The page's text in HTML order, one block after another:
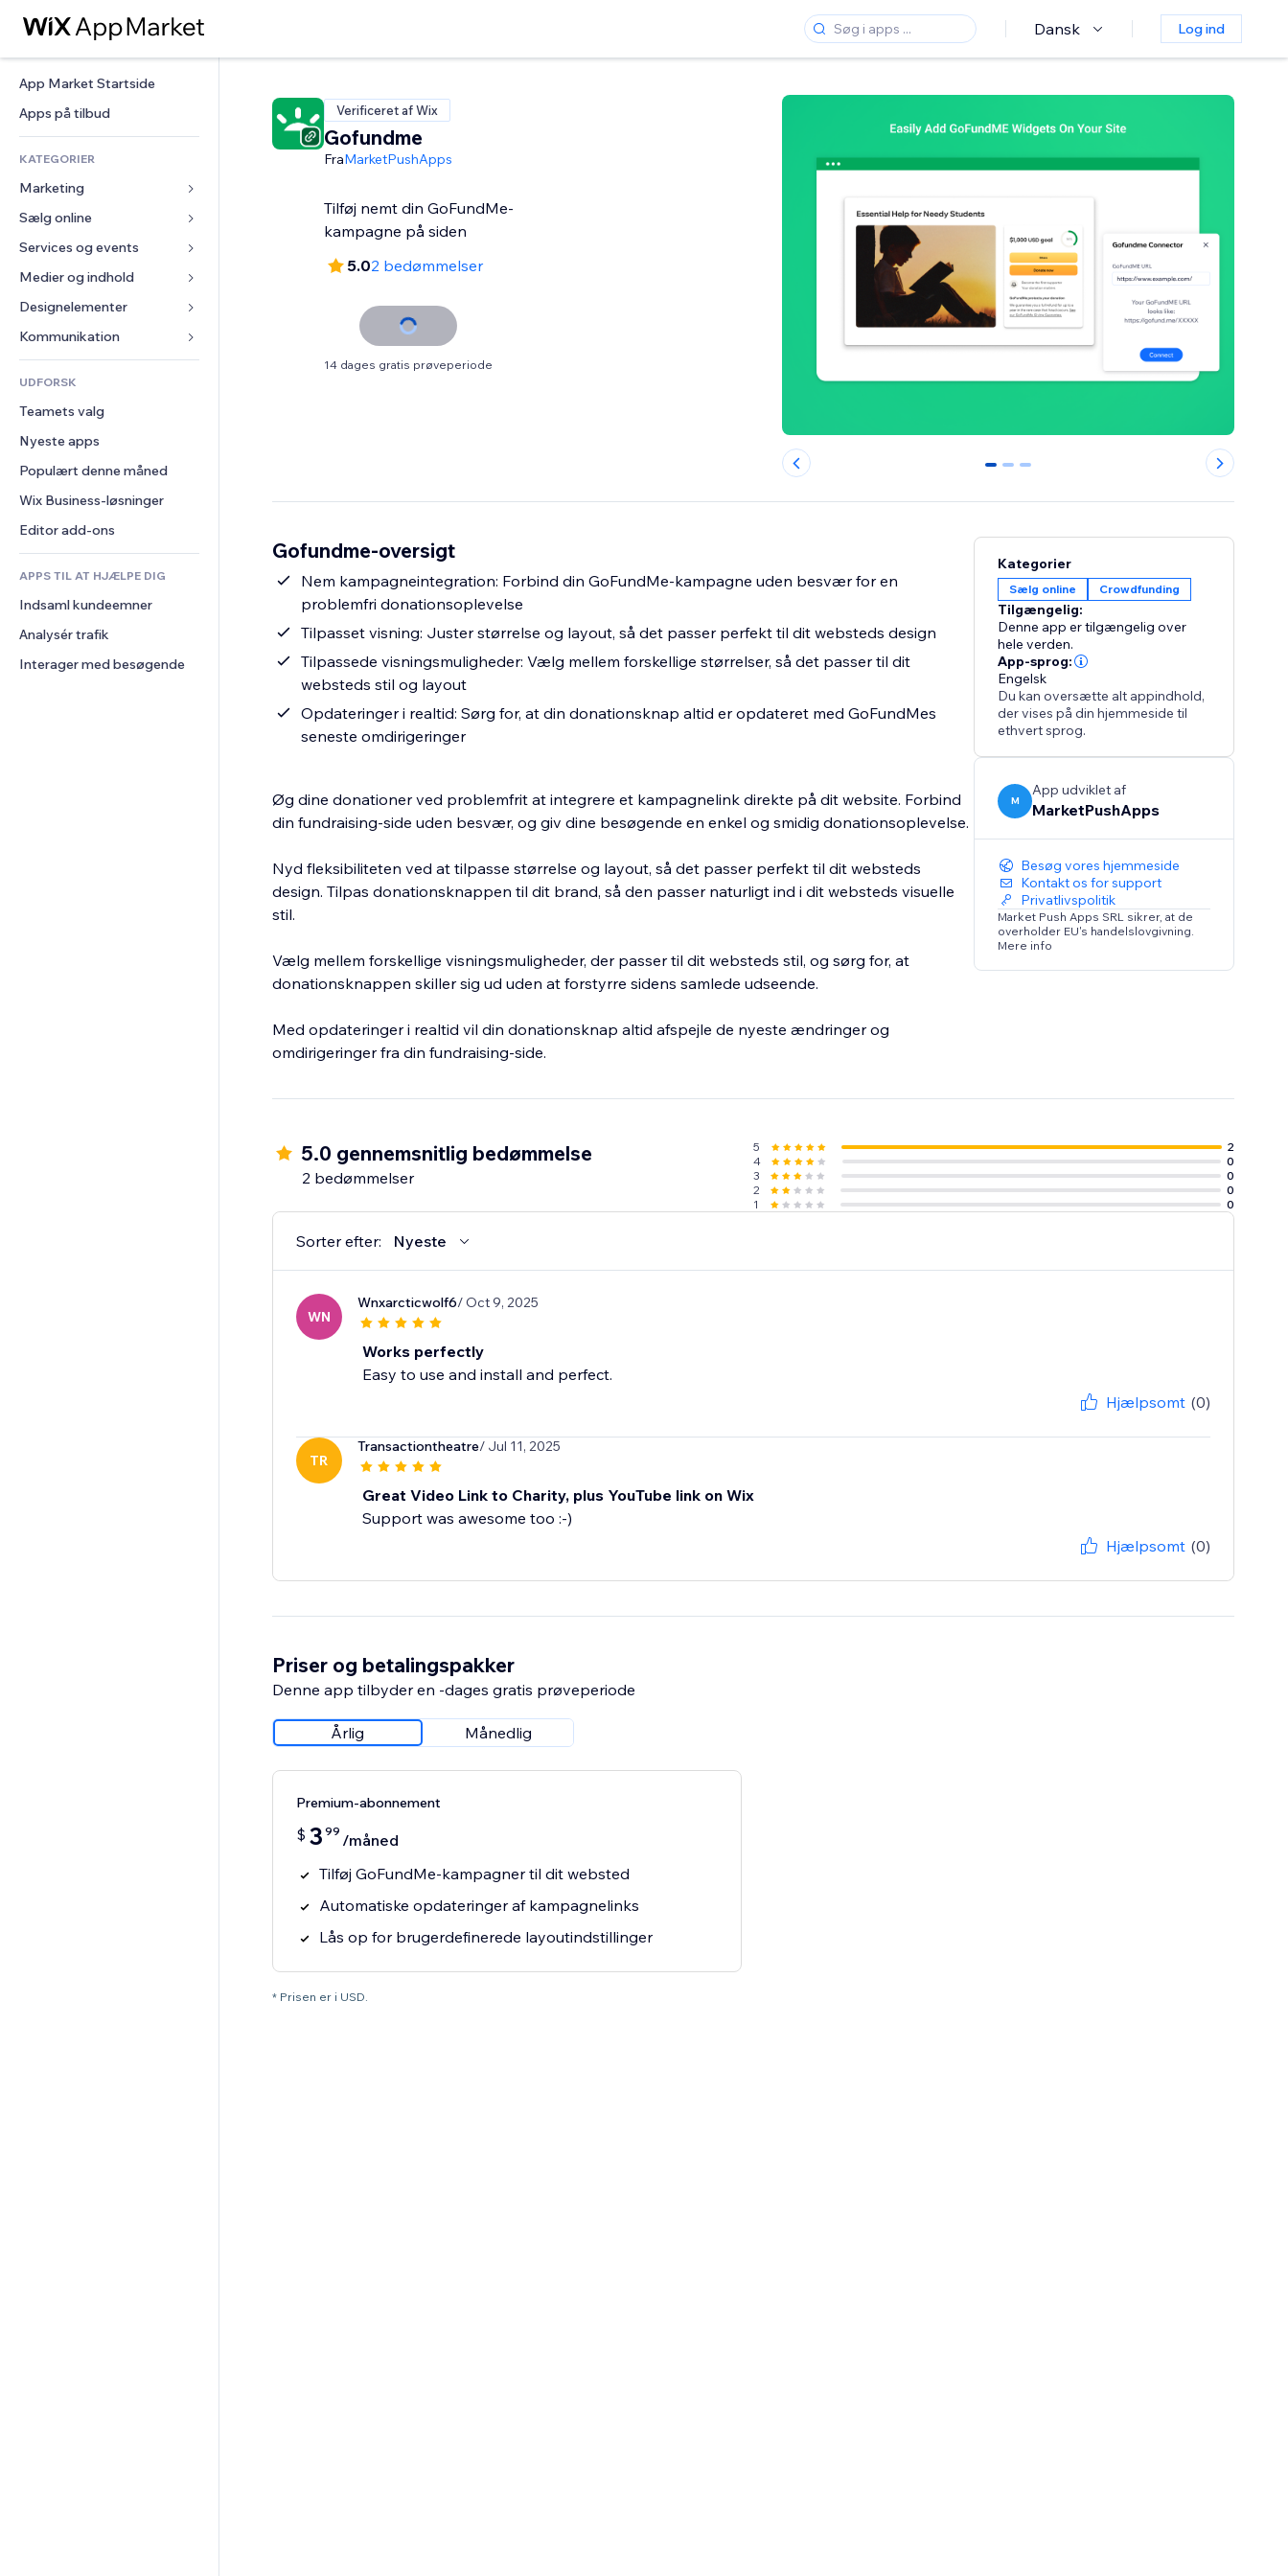
Dansk Log ind
App Market Startside
Apps på tilbud
KATEGORIER
Marketing
Annoncer
Mobil
Statistikker
Hjemmesideregister
E-mail
Sælg online
Apps til Webshops
Forsendelse og levering
Sælg-knapper
Bogføring
Kuponer og loyalitet
Lagerløsninger
Services og events
Hoteller
Events
Restauranter
Ejendomshandel
Bookinger
Medier og indhold
Galleri
Musik
Podcasts
Fotografi
Video
PDF
Fildeling
Nyheder
Designelementer
Kort og Navigation
Privatliv & Sikkerhed
Ur
Sideskabeloner
Billedeffekter
Knapper og menuer
Bannere og badges
Lommeregnere
Søg
Vejr
Diagrammer og tabeller
Formularer
Meningsmålinger
Chat
Kommentarer
Telefon
Fællesskab
Anmeldelser og anbefalinger
CRM
UDFORSK
Teamets valg
Nyeste apps
Populært denne måned
Wix Business-løsninger
Editor add-ons
APPS TIL AT HJÆLPE DIG
Indsaml kundeemner
Analysér trafik
Interager med besøgende
Verificeret af Wix
Gofundme
FraMarketPushApps
Tilføj nemt din GoFundMe-
kampagne på siden
5.02 bedømmelser
14 dages gratis prøveperiode
0 1 2
Gofundme-oversigt
Nem kampagneintegration: Forbind din GoFundMe-kampagne uden besvær for en
problemfri donationsoplevelse
Tilpasset visning: Juster størrelse og layout, så det passer perfekt til dit websteds design
Tilpassede visningsmuligheder: Vælg mellem forskellige størrelser, så det passer til dit
websteds stil og layout
Opdateringer i realtid: Sørg for, at din donationsknap altid er opdateret med GoFundMes
seneste omdirigeringer
Øg dine donationer ved problemfrit at integrere et kampagnelink direkte på dit website. Forbind
din fundraising-side uden besvær, og giv dine besøgende en enkel og smidig donationsoplevelse.
Nyd fleksibiliteten ved at tilpasse størrelse og layout, så det passer perfekt til dit websteds
design. Tilpas donationsknappen til dit brand, så den passer naturligt ind i dit websteds visuelle
stil.
Vælg mellem forskellige visningsmuligheder, der passer til dit websteds stil, og sørg for, at
donationsknappen skiller sig ud uden at forstyrre sidens samlede udseende.
Med opdateringer i realtid vil din donationsknap altid afspejle de nyeste ændringer og
omdirigeringer fra din fundraising-side.
Kategorier
Sælg online Crowdfunding
Tilgængelig:
Denne app er tilgængelig over
hele verden.
App-sprog:
Engelsk
Du kan oversætte alt appindhold,
der vises på din hjemmeside til
ethvert sprog.
M
App udviklet af
MarketPushApps
Besøg vores hjemmeside
Kontakt os for support
Privatlivspolitik
Market Push Apps SRL sikrer, at de
overholder EU's handelslovgivning.
Mere info
5.0 gennemsnitlig bedømmelse
2 bedømmelser
5
2
4
0
3
0
2
0
1
0
Sorter efter: Nyeste
WN
Wnxarcticwolf6/ Oct 9, 2025
Works perfectly
Easy to use and install and perfect.
Hjælpsomt (0)
TR
Transactiontheatre/ Jul 11, 2025
Great Video Link to Charity, plus YouTube link on Wix
Support was awesome too :-)
Hjælpsomt (0)
Priser og betalingspakker
Denne app tilbyder en -dages gratis prøveperiode
Årlig Månedlig
Premium-abonnement
$ 3 99 /måned
Tilføj GoFundMe-kampagner til dit websted
Automatiske opdateringer af kampagnelinks
Lås op for brugerdefinerede layoutindstillinger
* Prisen er i USD.